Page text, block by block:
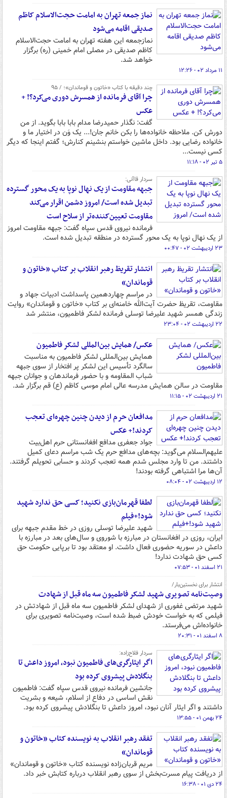
نماز جمعه تهران به امامت حجت‌الاسلام کاظم
صدیقی اقامه می‌شود
نمازجمعه این هفته تهران به امامت حجت‌الاسلام
کاظم صدیقی در مصلی امام خمینی (ره) برگزار
خواهد شد.
۱۱ مرداد ۰۲ - ۱۲:۲۶
چند دقیقه با کتاب «خاتون و قوماندان»؛ / ۹۵
چرا آقای فرمانده از همسرش دوری می‌کرد؟! +
عکس
گفت: نگذار حمیدرضا مدام بابا بابا بگوید. از من
دورش کن. ملاحظه خانواده‌ها را بکن خانم جان!... یک وَن در اختیار ما و
خانواده رضایی بود. داخل ماشین خواستم بنشینم کنارش؛ گفتم اینجا که دیگر
کسی نیست...
۵ تیر ۰۲ - ۱۱:۱۸
سردار قاآنی:
جبهه مقاومت از یک نهال نوپا به یک محور گسترده
تبدیل شده است/ امروز دشمن اقرار می‌کند
مقاومت تعیین‌کننده‌تر از سلاح است
فرمانده نیروی قدس سپاه گفت: جبهه مقاومت امروز
از یک نهال نوپا به یک محور گسترده در منطقه تبدیل شده است.
۲۳ اردیبهشت ۰۲ - ۰۰:۴۷
انتشار تقریظ رهبر انقلاب بر کتاب «خاتون و
قوماندان»
در مراسم چهاردهمین پاسداشت ادبیات جهاد و
مقاومت، تقریظ حضرت آیت‌الله خامنه‌ای بر کتاب «خاتون و قوماندان» روایت
زندگی همسر شهید علیرضا توسلی فرمانده لشکر فاطمیون، منتشر شد
۲۲ اردیبهشت ۰۲ - ۲۳:۰۴
عکس/ همایش بین‌المللی لشکر فاطمیون
همایش بین‌المللی لشکر فاطمیون به مناسبت
سالگرد تأسیس این لشکر پر افتخار از سوی جبهه
شباب المقاومه و با حضور فرماندهان و جوانان جبهه
مقاومت در سالن همایش مدرسه عالی امام موسی کاظم (ع) قم برگزار شد.
۲۱ اردیبهشت ۰۲ - ۱۱:۱۵
مدافعان حرم از دیدن چنین چهره‌ای تعجب
کردند!+ عکس
جواد جعفری مدافع افغانستانی حرم اهل‌بیت
علیهم‌السلام می‌گوید: بچه‌های مدافع حرم یک شب مراسم دعای کمیل
داشتند. من تا وارد مجلس شدم همه تعجب کردند و حسابی تحویلم گرفتند.
آن‌ها مرا اشتباهی گرفته بودند!
۱۲ اردیبهشت ۰۲ - ۰۸:۰۴
لطفا قهرمان‌بازی نکنید؛ کسی حق ندارد شهید
شود!+فیلم
شهید علیرضا توسلی روزی در خط‌ مقدم جبهه برای
ایران، روزی در افغانستان در مبارزه با شوروی و سال‌های بعد در مبارزه با
داعش در سوریه حضوری فعال داشت. او معتقد بود تا برپایی حکومت حق
کسی حق شهادت ندارد!
۲۱ اسفند ۰۱ - ۰۷:۵۳
انتشار برای نخستین‌بار/
وصیت‌نامه تصویری شهید لشکر فاطمیون سه ماه قبل از شهادت
شهید مرتضی غفوری از شهدای لشکر فاطمیون سه ماه قبل از شهادتش در
فیلمی که به خواست خودش ضبط شده است،‌ وصیت‌نامه تصویری برای
خانواده‌اش می‌فرستد.
۸ اسفند ۰۱ - ۲۰:۳۱
سردار فلاح‌زاده:
اگر ایثارگری‌های فاطمیون نبود، امروز داعش تا
بنگلادش پیشروی کرده بود
جانشین فرمانده نیروی قدس سپاه گفت: فاطمیون
نقش اساسی در دفاع از اسلام، شیعه و بشریت
داشتند و اگر ایثار آنان نبود، امروز داعش تا بنگلادش پیشروی کرده بود.
۲۴ بهمن ۰۱ - ۱۳:۵۵
تفقد رهبر انقلاب به نویسنده کتاب «خاتون و
قوماندان»
مریم قربان‌زاده نویسنده کتاب «خاتون و قوماندان»
از دریافت پیام مسرت‌بخش از سوی رهبر انقلاب درباره کتابش خبر داد.
۲۴ دی ۰۱ - ۱۶:۳۸